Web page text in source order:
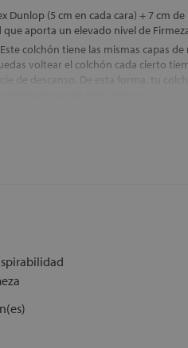
como 2 colchones individuales,
gemelares que se muestran
DEL ANTIGUO COLCHÓN,
Dunlop (5 cm en cada cara) + 7 cm
aporta un elevado nivel de
Este colchón tiene las mismas capas
voltear el colchón cada cierto
de descanso. De esta forma, tu
de la superficie de descanso y así